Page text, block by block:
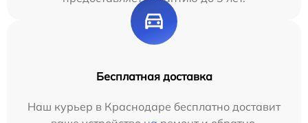
Бесплатная доставка
Наш курьер в Краснодаре бесплатно доставит